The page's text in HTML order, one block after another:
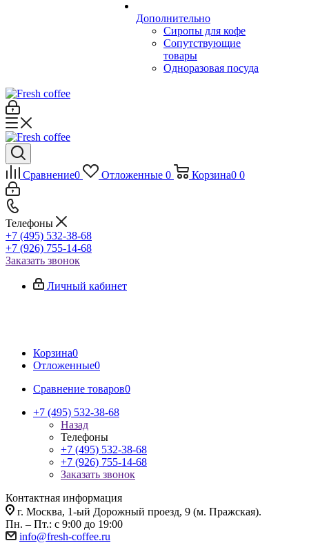
Дополнительно
Сиропы для кофе
Сопутствующие
товары
Одноразовая посуда
Сравнение0 Отложенные 0 Корзина0 0
Телефоны
+7 (495) 532-38-68
+7 (926) 755-14-68
Заказать звонок
Личный кабинет
Корзина0
Отложенные0
Сравнение товаров0
+7 (495) 532-38-68
Назад
Телефоны
+7 (495) 532-38-68
+7 (926) 755-14-68
Заказать звонок
Контактная информация
г. Москва, 1-ый Дорожный проезд, 9 (м. Пражская).
Пн. – Пт.: с 9:00 до 19:00
info@fresh-coffee.ru